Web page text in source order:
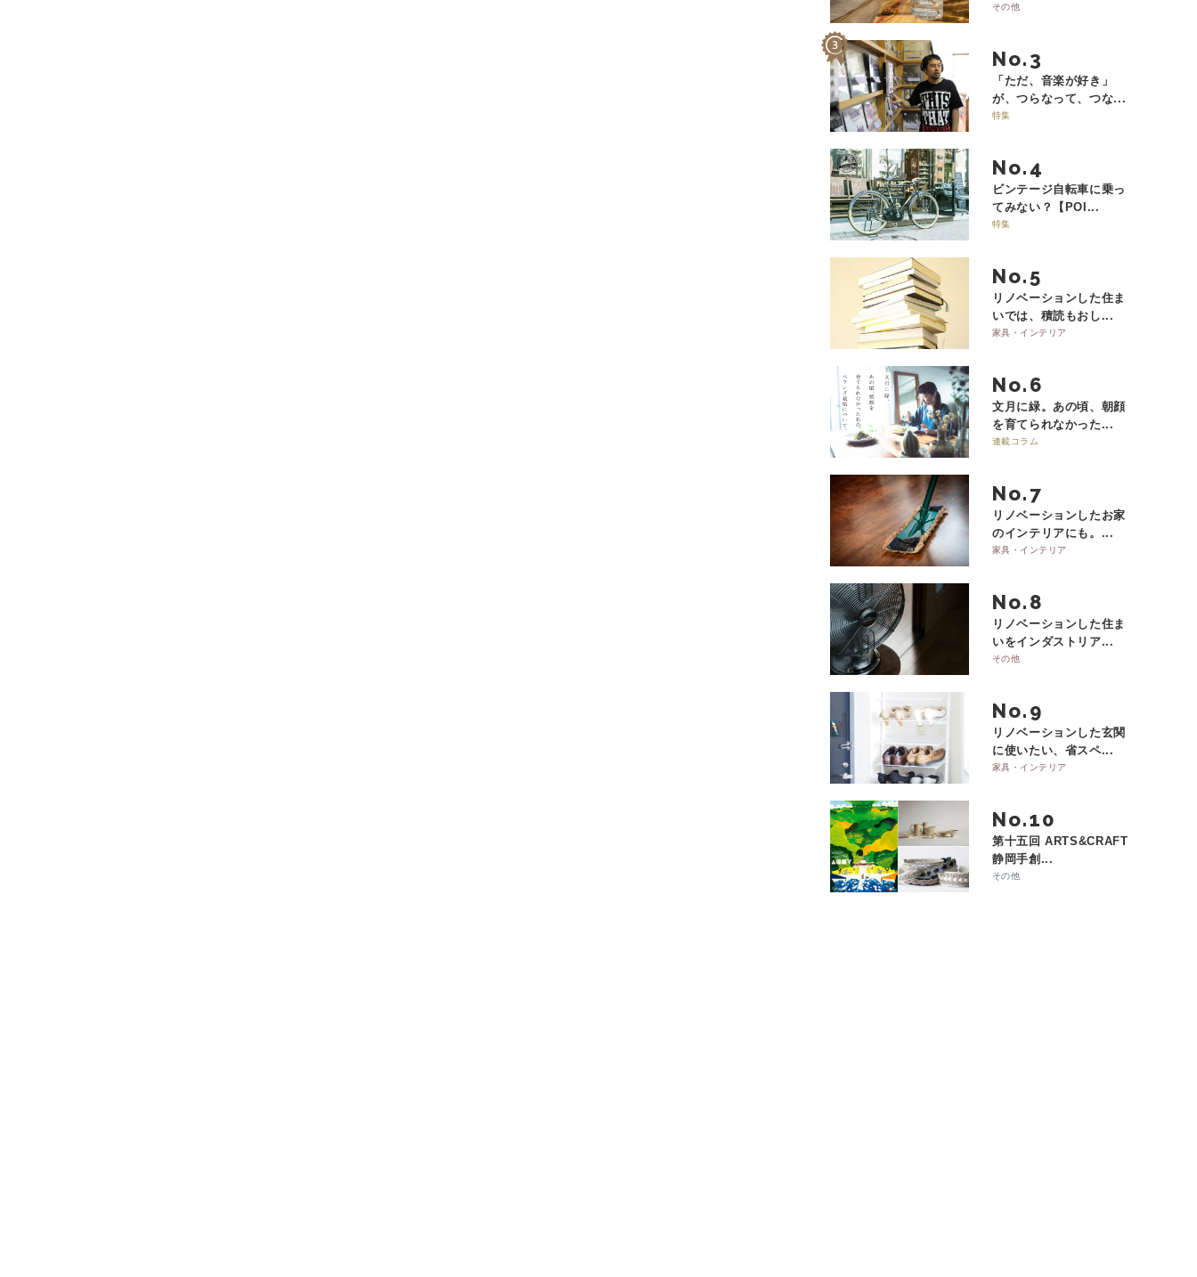
その他
No.
「ただ、音楽が好き」
が、つらなって、つな...
特集
No.
ビンテージ自転車に乗っ
てみない？【POI...
特集
No.
リノベーションした住ま
いでは、積読もおし...
家具・インテリア
No.
文月に緑。あの頃、朝顔
を育てられなかった...
連載コラム
No.
リノベーションしたお家
のインテリアにも。...
家具・インテリア
No.
リノベーションした住ま
いをインダストリア...
その他
No.
リノベーションした玄関
に使いたい、省スペ...
家具・インテリア
No.
第十五回 ARTS&CRAFT
静岡手創...
その他